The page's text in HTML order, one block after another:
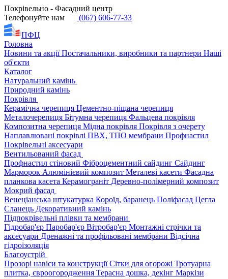
Покрівельно - Фасадний центр
Телефонуйте нам
(067) 606-77-33
ПФЦ
Головна
Новини та акціїПостачальники, виробники та партнери Наші
об'єкти
Каталог
Натуральний камінь
Природний камінь
Покрівля
Керамічна черепиця Цементно-піщана черепиця
Металочерепиця Бітумна черепиця Фальцева покрівля
Композитна черепиця Мідна покрівля Покрівля з очерету
Наплавлювані покрівлі ПВХ, ТПО мембрани Профнастил
Покрівельні аксесуари
Вентильований фасад
Профнастил стіновий Фіброцементний сайдинг Сайдинг
Марморок Алюмінієвий композит Металеві касети Фасадна
планкова касета Керамограніт Деревно-полімерний композит
Мокрий фасад
Венеціанська штукатурка Короїд, баранець Поліфасад Цегла
Сланець Декоративний камінь
Підпокрівельні плівки та мембрани
Гідробар'єр Паробар'єр Вітробар'єр Монтажні стрічки та
аксесуари Дренажні та профільовані мембрани Відсічна
гідроізоляція
Благоустрій
Прозорі навіси та конструкціїСітки для огорожі Тротуарна
плитка, євроогородження Терасна дошка, декінг Маркізи